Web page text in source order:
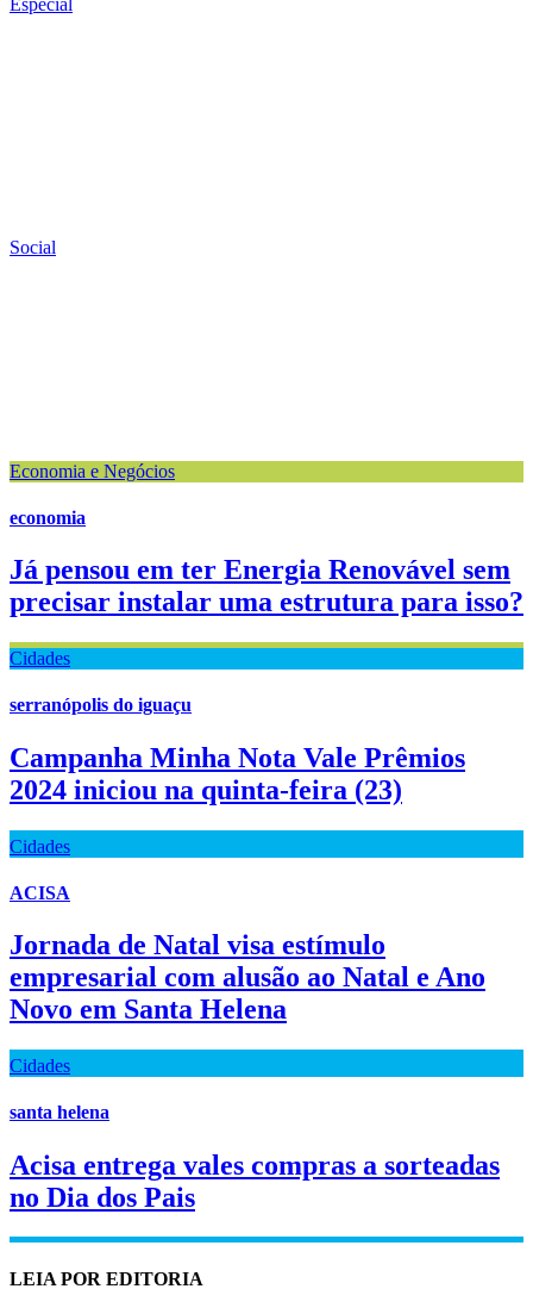
Social
Economia e Negócios
economia
Já pensou em ter Energia Renovável sem
precisar instalar uma estrutura para isso?
Cidades
serranópolis do iguaçu
Campanha Minha Nota Vale Prêmios
2024 iniciou na quinta-feira (23)
Cidades
ACISA
Jornada de Natal visa estímulo
empresarial com alusão ao Natal e Ano
Novo em Santa Helena
Cidades
santa helena
Acisa entrega vales compras a sorteadas
no Dia dos Pais
LEIA POR EDITORIA